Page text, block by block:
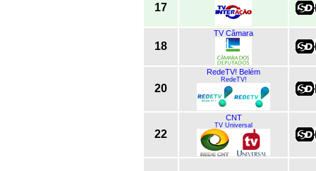
17
18
TV Câmara
20
RedeTV! Belém
RedeTV!
22
CNT
TV Universal